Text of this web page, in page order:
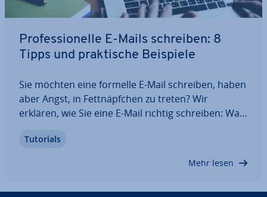
Pro­fes­sio­nel­le E-Mails schreiben: 8
Tipps und prak­ti­sche Beispiele
Sie möchten eine formelle E-Mail schreiben, haben
aber Angst, in Fett­näpf­chen zu treten? Wir
erklären, wie Sie eine E-Mail richtig schreiben: Was
bauen Sie die perfekte Mail auf? Womit können Sie
Tutorials
Mehr lesen